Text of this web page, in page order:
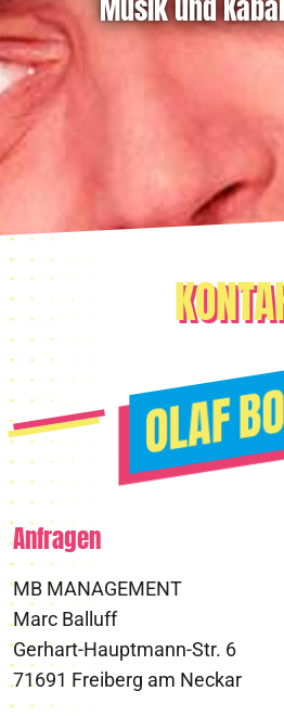
Musik und
Anfragen
MB MANAGEMENT
Marc Balluff
Gerhart-Hauptmann-Str. 6
71691 Freiberg am Neckar